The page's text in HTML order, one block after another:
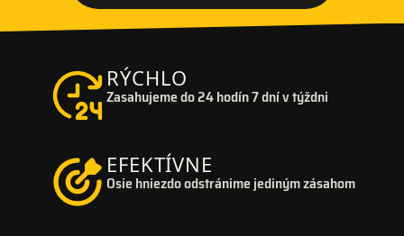
RÝCHLO
Zasahujeme do 24 hodín 7 dní v týždni
EFEKTÍVNE
Osie hniezdo odstránime jediným zásahom